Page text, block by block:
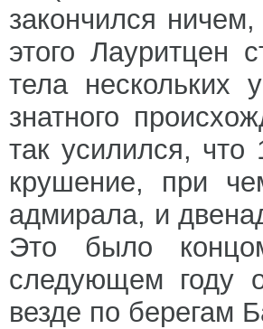
закончился
этого Лауритцен
тела нескольких
знатного
так усилился, что
крушение, при
адмирала, и
Это было
следующем году
везде по берегам